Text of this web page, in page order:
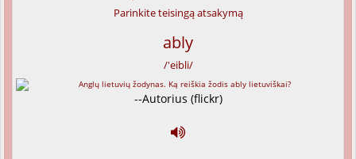
Parinkite teisingą atsakymą
ably
/'eibli/
--Autorius (flickr)